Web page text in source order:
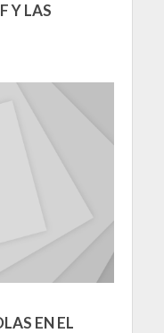
Y LAS
EN EL